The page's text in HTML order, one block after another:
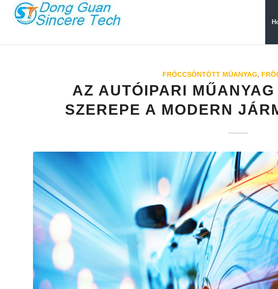
FRÖCCSÖNTÖTT MŰANYAG,
AZ AUTÓIPARI
SZEREPE A MODERN